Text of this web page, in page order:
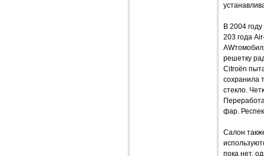
В 2004
203 года
решетку
Citroёn
сохранила
стекло.
фар.
Салон
пока нет,